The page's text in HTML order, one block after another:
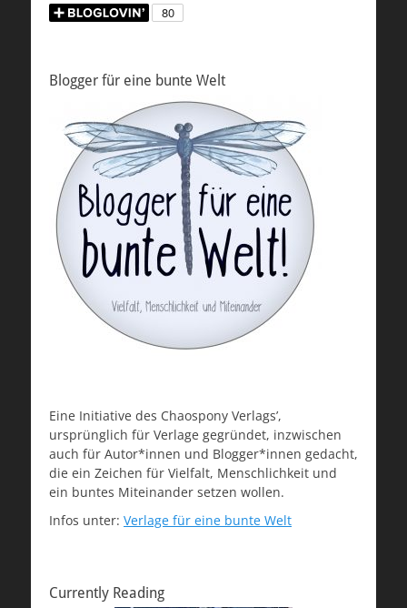
Blogger für eine bunte Welt
Eine Initiative des Chaospony Verlags’,
ursprünglich für Verlage gegründet, inzwischen
auch für Autor*innen und Blogger*innen gedacht,
die ein Zeichen für Vielfalt, Menschlichkeit und
ein buntes Miteinander setzen wollen.
Infos unter: Verlage für eine bunte Welt
Currently Reading